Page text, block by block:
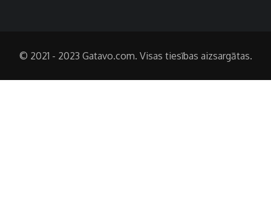
© 2021 - 2023 Gatavo.com. Visas tiesības aizsargātas.